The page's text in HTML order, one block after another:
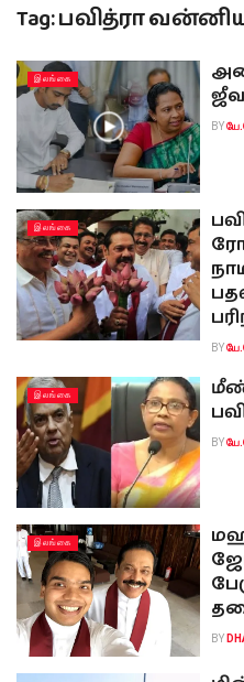
Tag:பவித்ரா
இலங்கை
BY
இலங்கை
BY
இலங்கை
BY
இலங்கை
BY